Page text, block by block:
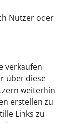
Nutzer oder
verkaufen
über diese
weiterhin
erstellen zu
Links zu